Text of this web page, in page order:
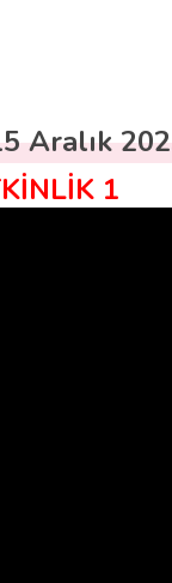
Aralık
1